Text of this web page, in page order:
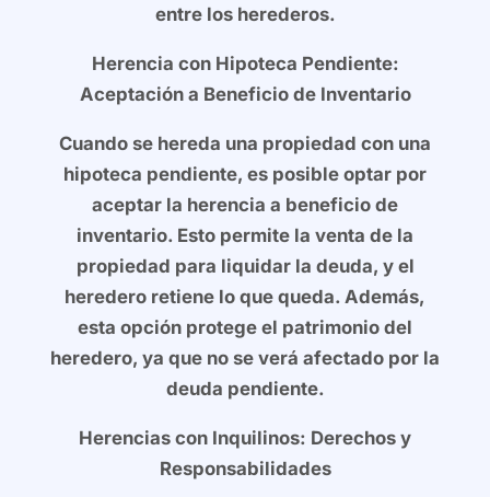
entre los herederos.
Herencia con Hipoteca Pendiente:
Aceptación a Beneficio de Inventario
Cuando se hereda una propiedad con una
hipoteca pendiente, es posible optar por
aceptar la herencia a beneficio de
inventario. Esto permite la venta de la
propiedad para liquidar la deuda, y el
heredero retiene lo que queda. Además,
esta opción protege el patrimonio del
heredero, ya que no se verá afectado por la
deuda pendiente.
Herencias con Inquilinos: Derechos y
Responsabilidades